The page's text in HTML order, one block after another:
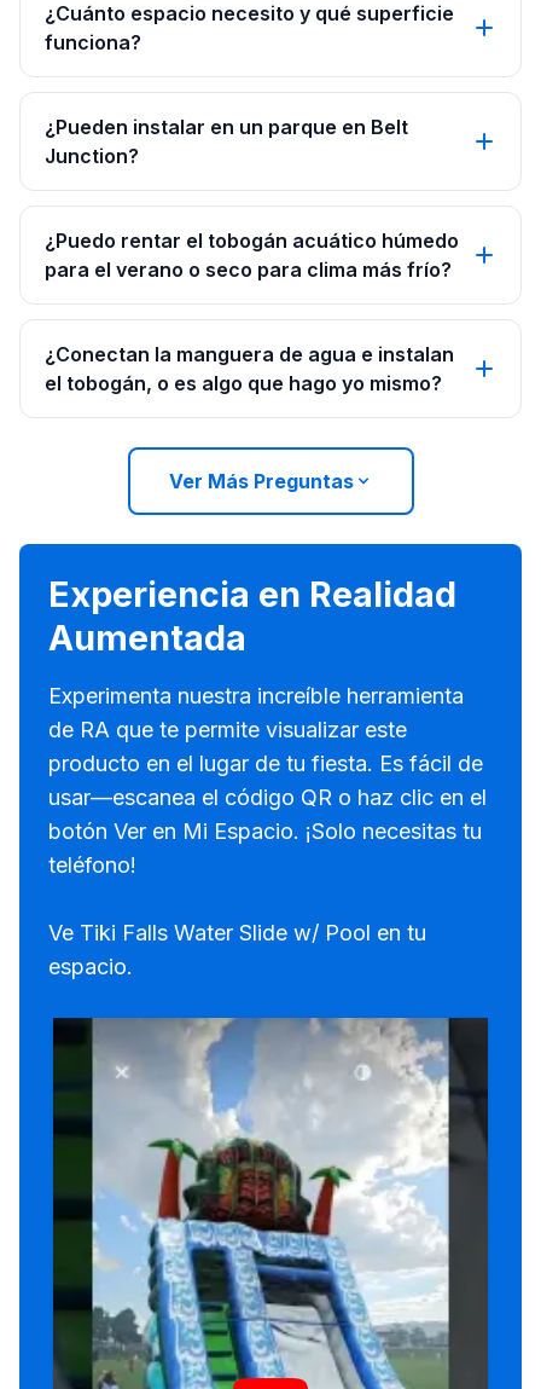
¿Cuánto espacio necesito y qué superficie
funciona?
¿Pueden instalar en un parque en Belt
Junction?
¿Puedo rentar el tobogán acuático húmedo
para el verano o seco para clima más frío?
¿Conectan la manguera de agua e instalan
el tobogán, o es algo que hago yo mismo?
Ver Más Preguntas
Experiencia en Realidad
Aumentada
Experimenta nuestra increíble herramienta
de RA que te permite visualizar este
producto en el lugar de tu fiesta. Es fácil de
usar—escanea el código QR o haz clic en el
botón Ver en Mi Espacio. ¡Solo necesitas tu
teléfono!
Ve Tiki Falls Water Slide w/ Pool en tu
espacio.